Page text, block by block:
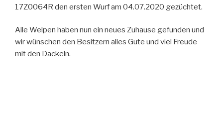
17Z0064R den ersten Wurf am 04.07.2020 gezüchtet.
Alle Welpen haben nun ein neues Zuhause gefunden und
wir wünschen den Besitzern alles Gute und viel Freude
mit den Dackeln.